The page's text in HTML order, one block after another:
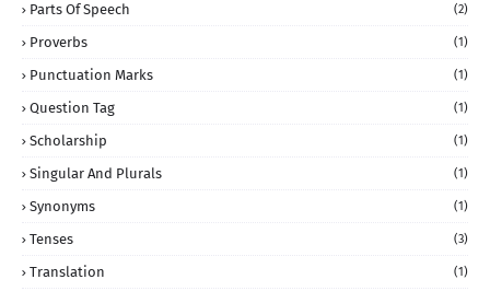
Parts Of Speech (2)
Proverbs (1)
Punctuation Marks (1)
Question Tag (1)
Scholarship (1)
Singular And Plurals (1)
Synonyms (1)
Tenses (3)
Translation (1)